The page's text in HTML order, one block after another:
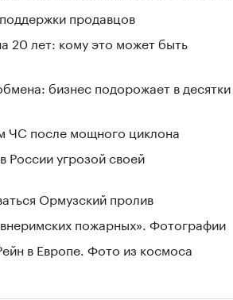
продавцов
20 лет: кому это может быть
бизнес подорожает в десятки
ЧС после мощного циклона
России угрозой своей
Ормузский пролив
пожарных». Фотографии
в Европе. Фото из космоса